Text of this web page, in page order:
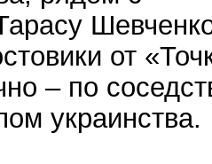
от
– по
украинства.